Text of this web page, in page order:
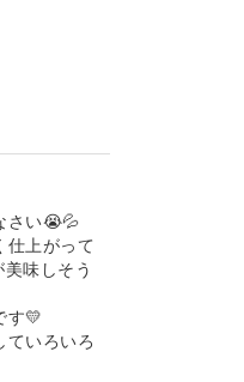
さい😭💦
仕上がって
味しそう
す💛
ていろいろ